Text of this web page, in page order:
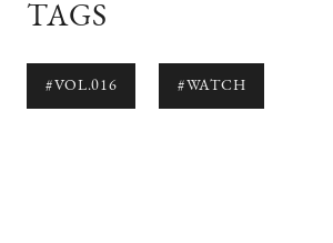
TAGS
#VOL.016 #WATCH